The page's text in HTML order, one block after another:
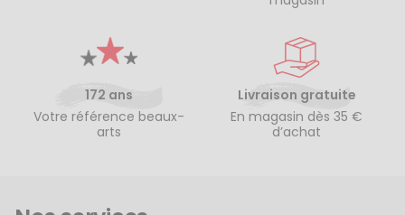
172 ans
Votre référence beaux-
arts
Livraison gratuite
En magasin dès 35 €
d’achat